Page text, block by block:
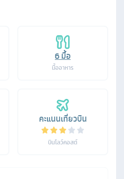
6มื้อ
มื้ออาหาร
คะแนนเที่ยวบิน
บินโลว์คอสต์